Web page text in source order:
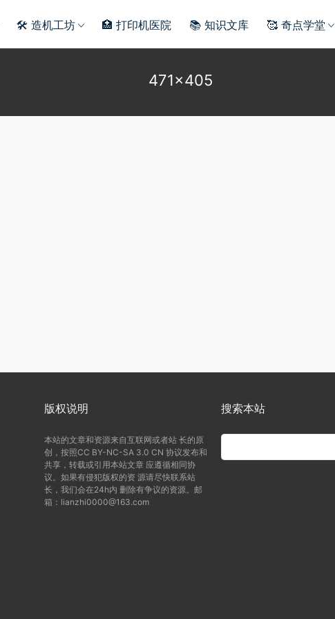
🛠️ 造机工坊 🏥 打印机医院 📚 知识文库 🥰 奇点学堂
471×405
版权说明
本站的文章和资源来自互联网或者站 长的原
创，按照CC BY-NC-SA 3.0 CN 协议发布和
共享，转载或引用本站文章 应遵循相同协
议。如果有侵犯版权的资 源请尽快联系站
长，我们会在24h内 删除有争议的资源。邮
箱：lianzhi0000@163.com
搜索本站